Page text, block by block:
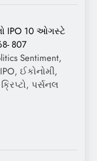
IPO 10 ઓગસ્ટે
807
Sentiment,
ઈકોનોમી,
પર્સનલ